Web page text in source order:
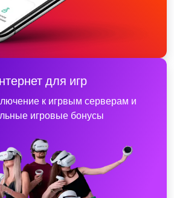
для игр
к игрвым серверам и
игровые бонусы